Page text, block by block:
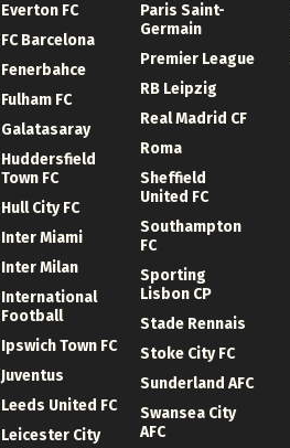
Everton FC
FC Barcelona
Fenerbahce
Fulham FC
Galatasaray
Huddersfield
Town FC
Hull City FC
Inter Miami
Inter Milan
International
Football
Ipswich Town FC
Juventus
Leeds United FC
Leicester City
Paris Saint-
Germain
Premier League
RB Leipzig
Real Madrid CF
Roma
Sheffield
United FC
Southampton
FC
Sporting
Lisbon CP
Stade Rennais
Stoke City FC
Sunderland AFC
Swansea City
AFC